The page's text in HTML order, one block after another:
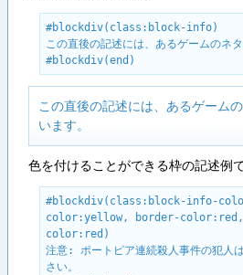
#blockdiv(class:block-info)
この直後の記述には、あるゲームのネ
#blockdiv(end)
この直後の記述には、あるゲーム
います。
色を付けることができる枠の記述例で
#blockdiv(class:block-info-
color:yellow, border-
color:red)
注意: ポートピア連続殺人事件の犯人
さい。